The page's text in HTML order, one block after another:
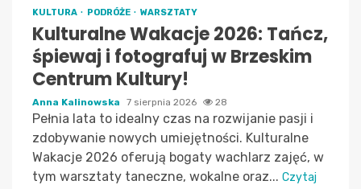
KULTURA PODRÓŻE WARSZTATY
Kulturalne Wakacje 2026: Tańcz,
śpiewaj i fotografuj w Brzeskim
Centrum Kultury!
Anna Kalinowska 7 sierpnia 2026 28
Pełnia lata to idealny czas na rozwijanie pasji i
zdobywanie nowych umiejętności. Kulturalne
Wakacje 2026 oferują bogaty wachlarz zajęć, w
tym warsztaty taneczne, wokalne oraz... Czytaj